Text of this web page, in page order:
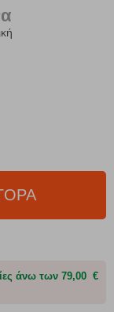
άνω των 79,00 €